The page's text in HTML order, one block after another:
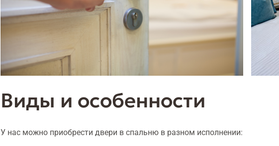
Виды и особенности
У нас можно приобрести двери в спальню в разном исполнении: